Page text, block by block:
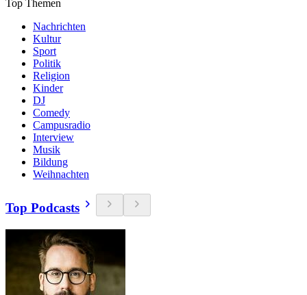
Top Themen
Nachrichten
Kultur
Sport
Politik
Religion
Kinder
DJ
Comedy
Campusradio
Interview
Musik
Bildung
Weihnachten
Top Podcasts